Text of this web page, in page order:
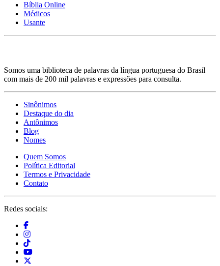
Bíblia Online
Médicos
Usante
Somos uma biblioteca de palavras da língua portuguesa do Brasil
com mais de 200 mil palavras e expressões para consulta.
Sinônimos
Destaque do dia
Antônimos
Blog
Nomes
Quem Somos
Política Editorial
Termos e Privacidade
Contato
Redes sociais: